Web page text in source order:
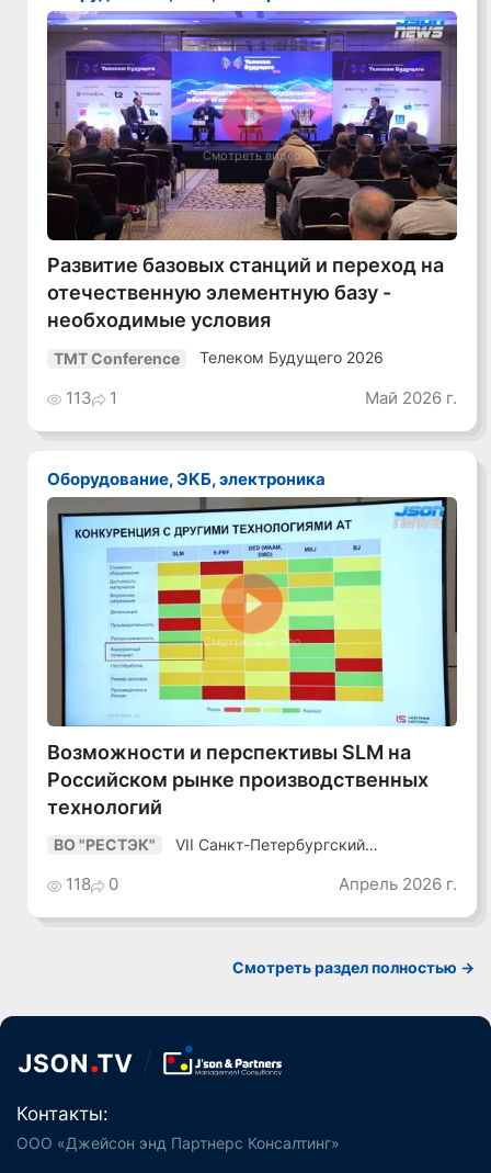
Смотреть видео
Развитие базовых станций и переход на
отечественную элементную базу -
необходимые условия
TMT Conference Телеком Будущего 2026
113 1 Май 2026 г.
Оборудование, ЭКБ, электроника
Смотреть видео
Возможности и перспективы SLM на
Российском рынке производственных
технологий
ВО "РЕСТЭК"
VII Санкт-Петербургский
118 0 Апрель 2026 г.
Смотреть раздел полностью ->
Контакты:
ООО «Джейсон энд Партнерс Консалтинг»